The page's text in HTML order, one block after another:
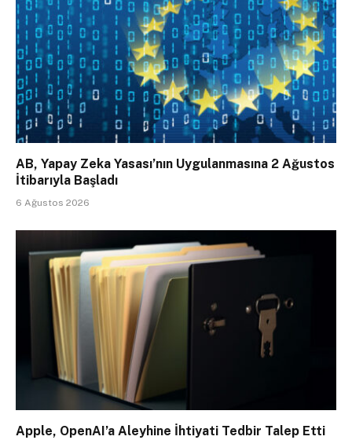
AB, Yapay Zeka Yasası’nın Uygulanmasına 2 Ağustos
İtibarıyla Başladı
6 Ağustos 2026
Apple, OpenAI’a Aleyhine İhtiyati Tedbir Talep Etti